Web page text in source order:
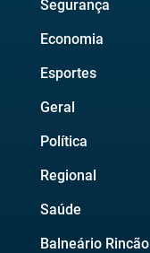
Segurança
Economia
Esportes
Geral
Política
Regional
Saúde
Balneário Rincão